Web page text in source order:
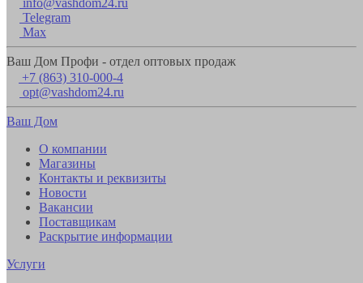
Telegram
Max
Ваш Дом Профи - отдел оптовых продаж
+7 (863) 310-000-4
opt@vashdom24.ru
Ваш Дом
О компании
Магазины
Контакты и реквизиты
Новости
Вакансии
Поставщикам
Раскрытие информации
Услуги